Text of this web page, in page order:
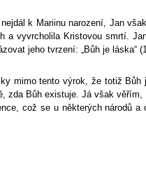
k Mariinu narození, Jan
vyvrcholila Kristovou smrtí.
jeho tvrzení: „Bůh je láska“
mimo tento výrok, že totiž
zda Bůh existuje. Já však
což se u některých národů